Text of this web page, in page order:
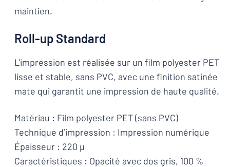
maintien.
Roll-up Standard
L'impression est réalisée sur un film polyester PET
lisse et stable, sans PVC, avec une finition satinée
mate qui garantit une impression de haute qualité.
Matériau : Film polyester PET (sans PVC)
Technique d’impression : Impression numérique
Épaisseur : 220 µ
Caractéristiques : Opacité avec dos gris, 100 %